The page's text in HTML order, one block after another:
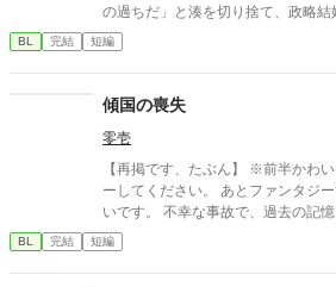
の過ちだ」と湊を切り捨て、政略
を選んだ。 深く傷ついた湊は、彼の前から姿を消す。 数か月後―
―。 湊の身体は、これまで誰も知らなかった希少な『遅咲きΩ』
たと知る。 「戻ってきてくれ」 今さら必死に追いかけてくる玲
司。 だが湊の隣には、自分を支え続けてくれた医師のα・神崎伊
織がいた。 「あなたは俺を捨てたでしょう」 後悔に苦しむα、執
着する第二のα、そして希少Ωを巡る陰謀。 もう二
くないΩが最後に選ぶ相手とは――。 捨てた側の後悔と執着
速する、すれ違いオメガバースBL。
BL 完結 短編
傾国の喪失
零壱
【再掲です、たぶん】 ※前半かわいそうなので、苦手な方はスル
ーしてください。 あとファンタジ
いです。 不幸な事故で、過去の記憶をすべて失ったラティ。 けれ
ど今の彼は不幸ではない。 大好き
やかな日々を過ごしている。 自分
BL 完結 短編